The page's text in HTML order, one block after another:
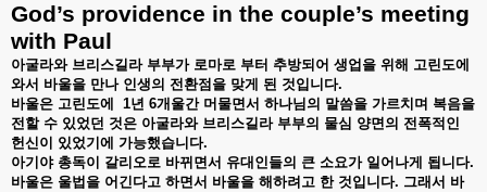
God’s providence in the couple’s meeting
with Paul
아굴라와 브리스길라 부부가 로마로 부터 추방되어 생업을 위해 고린도에
와서 바울을 만나 인생의 전환점을 맞게 된 것입니다.
바울은 고린도에 1년 6개울간 머물면서 하나님의 말씀을 가르치며 복음을
전할 수 있었던 것은 아굴라와 브리스길라 부부의 물심 양면의 전폭적인
헌신이
있었기에 가능했습니다.
아기야 총독이 갈리오로 바뀌면서 유대인들의 큰 소요가 일어나게 됩니다.
바울은 울법을 어긴다고 하면서 바울을 해하려고 한 것입니다. 그래서 바